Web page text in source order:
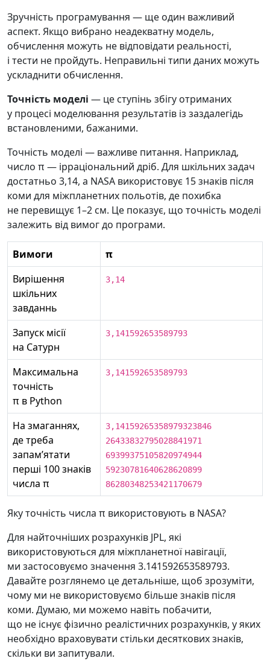
Зручність програмування — ще один важливий
аспект. Якщо вибрано неадекватну модель,
обчислення можуть не відповідати реальності,
і тести не пройдуть. Неправильні типи даних можуть
ускладнити обчислення.
Точність моделі — це ступінь збігу отриманих
у процесі моделювання результатів із заздалегідь
встановленими, бажаними.
Точність моделі — важливе питання. Наприклад,
число π — ірраціональний дріб. Для шкільних задач
достатньо 3,14, а NASA використовує 15 знаків після
коми для міжпланетних польотів, де похибка
не перевищує 1–2 см. Це показує, що точність моделі
залежить від вимог до програми.
Вимоги
π
Вирішення
шкільних
завданнь
3,14
Запуск місії
на Сатурн
3,141592653589793
Максимальна
точність
π в Python
3,141592653589793
На змаганнях,
де треба
запамʼятати
перші 100 знаків
числа π
3,14159265358979323846
26433832795028841971
69399375105820974944
59230781640628620899
86280348253421170679
Яку точність числа π використовують в NASA?
Для найточніших розрахунків JPL, які
використовуються для міжпланетної навігації,
ми застосовуємо значення 3.141592653589793.
Давайте розглянемо це детальніше, щоб зрозуміти,
чому ми не використовуємо більше знаків після
коми. Думаю, ми можемо навіть побачити,
що не існує фізично реалістичних розрахунків, у яких
необхідно враховувати стільки десяткових знаків,
скільки ви запитували.